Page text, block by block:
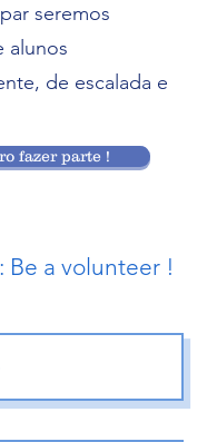
seremos
alunos
de escalada e
fazer parte !
Be a volunteer !